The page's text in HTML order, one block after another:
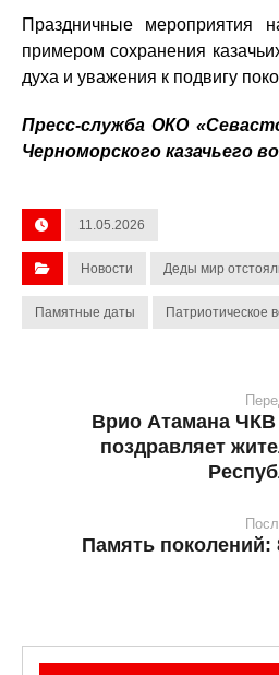
Праздничные мероприятия
примером сохранения
духа и уважения к подвигу
Пресс-служба ОКО
Черноморского казачьего
11.05.2026
Новости Деды мир
Памятные даты Патриотическое
Врио Атамана
поздравляет
Память поколений: